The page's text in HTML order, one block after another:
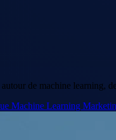
de machine learning,
Machine Learning